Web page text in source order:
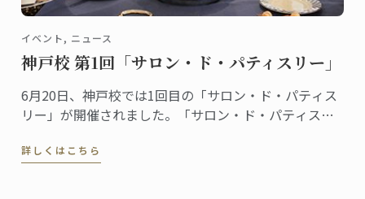
イベント, ニュース
神戸校 第1回「サロン・ド・パティスリー」
6月20日、神戸校では1回目の「サロン・ド・パティス
リー」が開催されました。「サロン・ド・パティスリ
す。
詳しくはこちら